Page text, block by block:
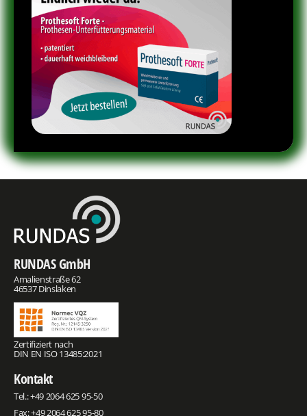
RUNDAS GmbH
Amalienstraße 62
46537 Dinslaken
Zertifiziert nach
DIN EN ISO 13485:2021
Kontakt
Tel.:+49 2064 625 95-50
Fax: +49 2064 625 95-80